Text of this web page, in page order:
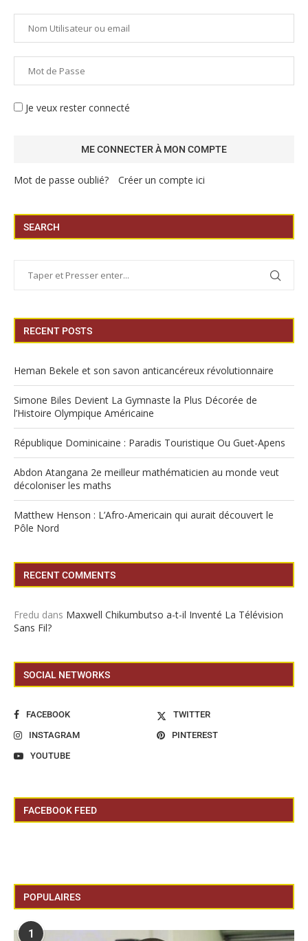
Je veux rester connecté
Mot de passe oublié? Créer un compte ici
SEARCH
RECENT POSTS
Heman Bekele et son savon anticancéreux révolutionnaire
Simone Biles Devient La Gymnaste la Plus Décorée de
l’Histoire Olympique Américaine
République Dominicaine : Paradis Touristique Ou Guet-Apens
Abdon Atangana 2e meilleur mathématicien au monde veut
décoloniser les maths
Matthew Henson : L’Afro-Americain qui aurait découvert le
Pôle Nord
RECENT COMMENTS
Fredu dans Maxwell Chikumbutso a-t-il Inventé La Télévision
Sans Fil?
SOCIAL NETWORKS
FACEBOOK
TWITTER
INSTAGRAM
PINTEREST
YOUTUBE
FACEBOOK FEED
POPULAIRES
1